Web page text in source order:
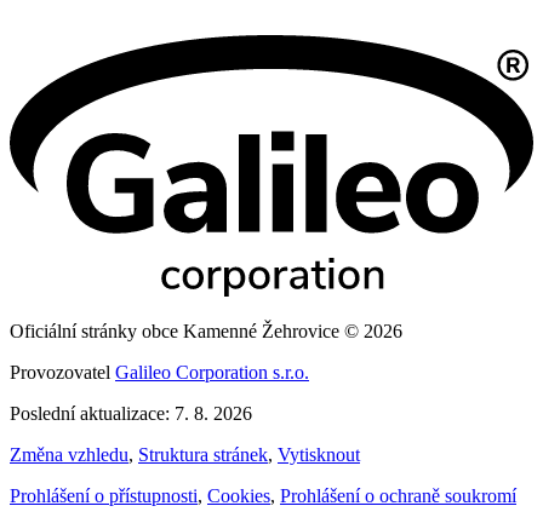
Oficiální stránky obce Kamenné Žehrovice © 2026
Provozovatel Galileo Corporation s.r.o.
Poslední aktualizace: 7. 8. 2026
Změna vzhledu, Struktura stránek, Vytisknout
Prohlášení o přístupnosti, Cookies, Prohlášení o ochraně soukromí